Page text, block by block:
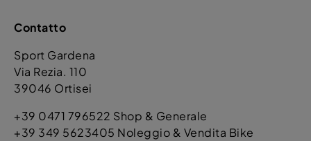
Contatto
Sport Gardena
Via Rezia. 110
39046 Ortisei
+39 0471 796522 Shop & Generale
+39 349 5623405 Noleggio & Vendita Bike